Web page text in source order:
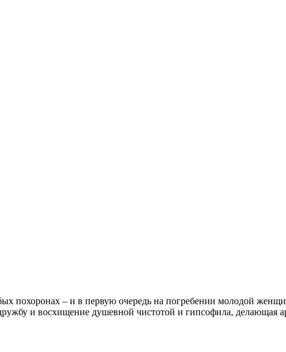
похоронах – и в первую очередь на погребении молодой
и восхищение душевной чистотой и гипсофила, делающая